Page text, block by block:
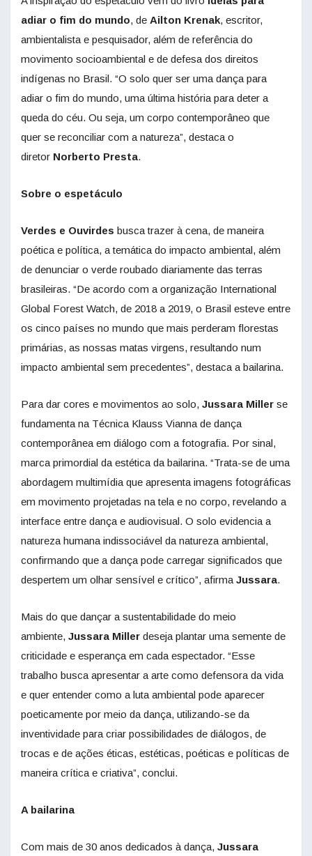
adiar o fim do mundo, de Ailton Krenak, escritor,
ambientalista e pesquisador, além de referência do
movimento socioambiental e de defesa dos direitos
indígenas no Brasil. “O solo quer ser uma dança para
adiar o fim do mundo, uma última história para deter a
queda do céu. Ou seja, um corpo contemporâneo que
quer se reconciliar com a natureza”, destaca o
diretor Norberto Presta.
Sobre o espetáculo
Verdes e Ouvirdes busca trazer à cena, de maneira
poética e política, a temática do impacto ambiental, além
de denunciar o verde roubado diariamente das terras
brasileiras. “De acordo com a organização International
Global Forest Watch, de 2018 a 2019, o Brasil esteve entre
os cinco países no mundo que mais perderam florestas
primárias, as nossas matas virgens, resultando num
impacto ambiental sem precedentes”, destaca a bailarina.
Para dar cores e movimentos ao solo, Jussara Miller se
fundamenta na Técnica Klauss Vianna de dança
contemporânea em diálogo com a fotografia. Por sinal,
marca primordial da estética da bailarina. “Trata-se de uma
abordagem multimídia que apresenta imagens fotográficas
em movimento projetadas na tela e no corpo, revelando a
interface entre dança e audiovisual. O solo evidencia a
natureza humana indissociável da natureza ambiental,
confirmando que a dança pode carregar significados que
despertem um olhar sensível e crítico”, afirma Jussara.
Mais do que dançar a sustentabilidade do meio
ambiente, Jussara Miller deseja plantar uma semente de
criticidade e esperança em cada espectador. “Esse
trabalho busca apresentar a arte como defensora da vida
e quer entender como a luta ambiental pode aparecer
poeticamente por meio da dança, utilizando-se da
inventividade para criar possibilidades de diálogos, de
trocas e de ações éticas, estéticas, poéticas e políticas de
maneira crítica e criativa”, conclui.
A bailarina
Com mais de 30 anos dedicados à dança, Jussara